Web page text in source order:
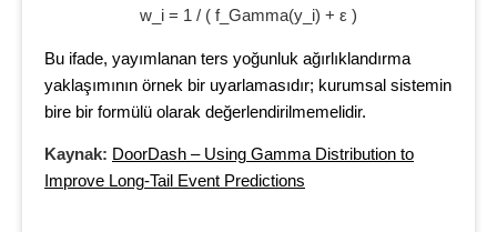
w_i = 1 / ( f_Gamma(y_i) + ε )
Bu ifade, yayımlanan ters yoğunluk ağırlıklandırma
yaklaşımının örnek bir uyarlamasıdır; kurumsal sistemin
bire bir formülü olarak değerlendirilmemelidir.
Kaynak: DoorDash – Using Gamma Distribution to
Improve Long-Tail Event Predictions